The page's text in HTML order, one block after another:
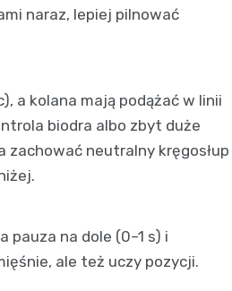
naraz, lepiej pilnować
a kolana mają podążać w linii
biodra albo zbyt duże
zachować neutralny kręgosłup
pauza na dole (0–1 s) i
ale też uczy pozycji.